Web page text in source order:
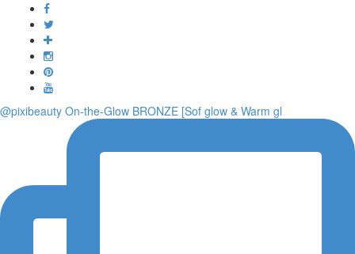
@pixibeauty On-the-Glow BRONZE [Sof glow & Warm gl